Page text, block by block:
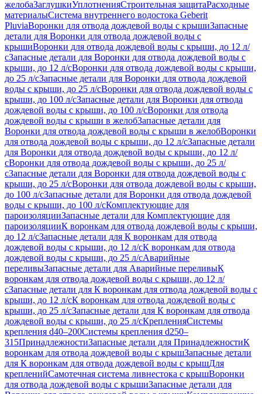
желобаЗаглушкиУплотненияСтроительная защитаРасходные
материалыСистема внутреннего водостока Geberit
PluviaВоронки для отвода дождевой воды с крышиЗапасные
детали для Воронки для отвода дождевой воды с
крышиВоронки для отвода дождевой воды с крыши, до 12 л/
сЗапасные детали для Воронки для отвода дождевой воды с
крыши, до 12 л/сВоронки для отвода дождевой воды с крыши,
до 25 л/сЗапасные детали для Воронки для отвода дождевой
воды с крыши, до 25 л/сВоронки для отвода дождевой воды с
крыши, до 100 л/сЗапасные детали для Воронки для отвода
дождевой воды с крыши, до 100 л/сВоронки для отвода
дождевой воды с крыши в желобЗапасные детали для
Воронки для отвода дождевой воды с крыши в желобВоронки
для отвода дождевой воды с крыши, до 12 л/сЗапасные детали
для Воронки для отвода дождевой воды с крыши, до 12 л/
сВоронки для отвода дождевой воды с крыши, до 25 л/
сЗапасные детали для Воронки для отвода дождевой воды с
крыши, до 25 л/сВоронки для отвода дождевой воды с крыши,
до 100 л/сЗапасные детали для Воронки для отвода дождевой
воды с крыши, до 100 л/сКомплектующие для
пароизоляцииЗапасные детали для Комплектующие для
пароизоляцииК воронкам для отвода дождевой воды с крыши,
до 12 л/сЗапасные детали для К воронкам для отвода
дождевой воды с крыши, до 12 л/сК воронкам для отвода
дождевой воды с крыши, до 25 л/сАварийные
переливыЗапасные детали для Аварийные переливыК
воронкам для отвода дождевой воды с крыши, до 12 л/
сЗапасные детали для К воронкам для отвода дождевой воды с
крыши, до 12 л/сК воронкам для отвода дождевой воды с
крыши, до 25 л/сЗапасные детали для К воронкам для отвода
дождевой воды с крыши, до 25 л/сКрепленияСистемы
крепления d40–200Системы крепления d250–
315ПринадлежностиЗапасные детали для ПринадлежностиК
воронкам для отвода дождевой воды с крышЗапасные детали
для К воронкам для отвода дождевой воды с крышДля
крепленийСамотечная система ливнестока с крышВоронки
для отвода дождевой воды с крышиЗапасные детали для